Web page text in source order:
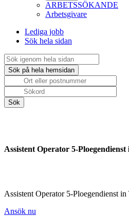
ARBETSSÖKANDE
Arbetsgivare
Lediga jobb
Sök hela sidan
Assistent Operator 5-
Assistent Operator 5-Ploegendienst
Ansök nu